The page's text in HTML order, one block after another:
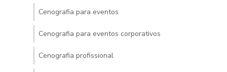
Cenografia para eventos
Cenografia para eventos corporativos
Cenografia profissional